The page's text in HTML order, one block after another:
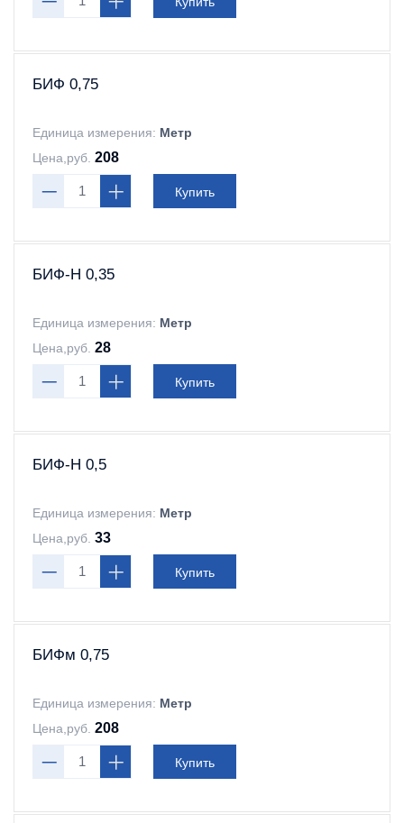
БИФ 0,75
Единица измерения: Метр
Цена,руб. 208
Купить
БИФ-Н 0,35
Единица измерения: Метр
Цена,руб. 28
Купить
БИФ-Н 0,5
Единица измерения: Метр
Цена,руб. 33
Купить
БИФм 0,75
Единица измерения: Метр
Цена,руб. 208
Купить